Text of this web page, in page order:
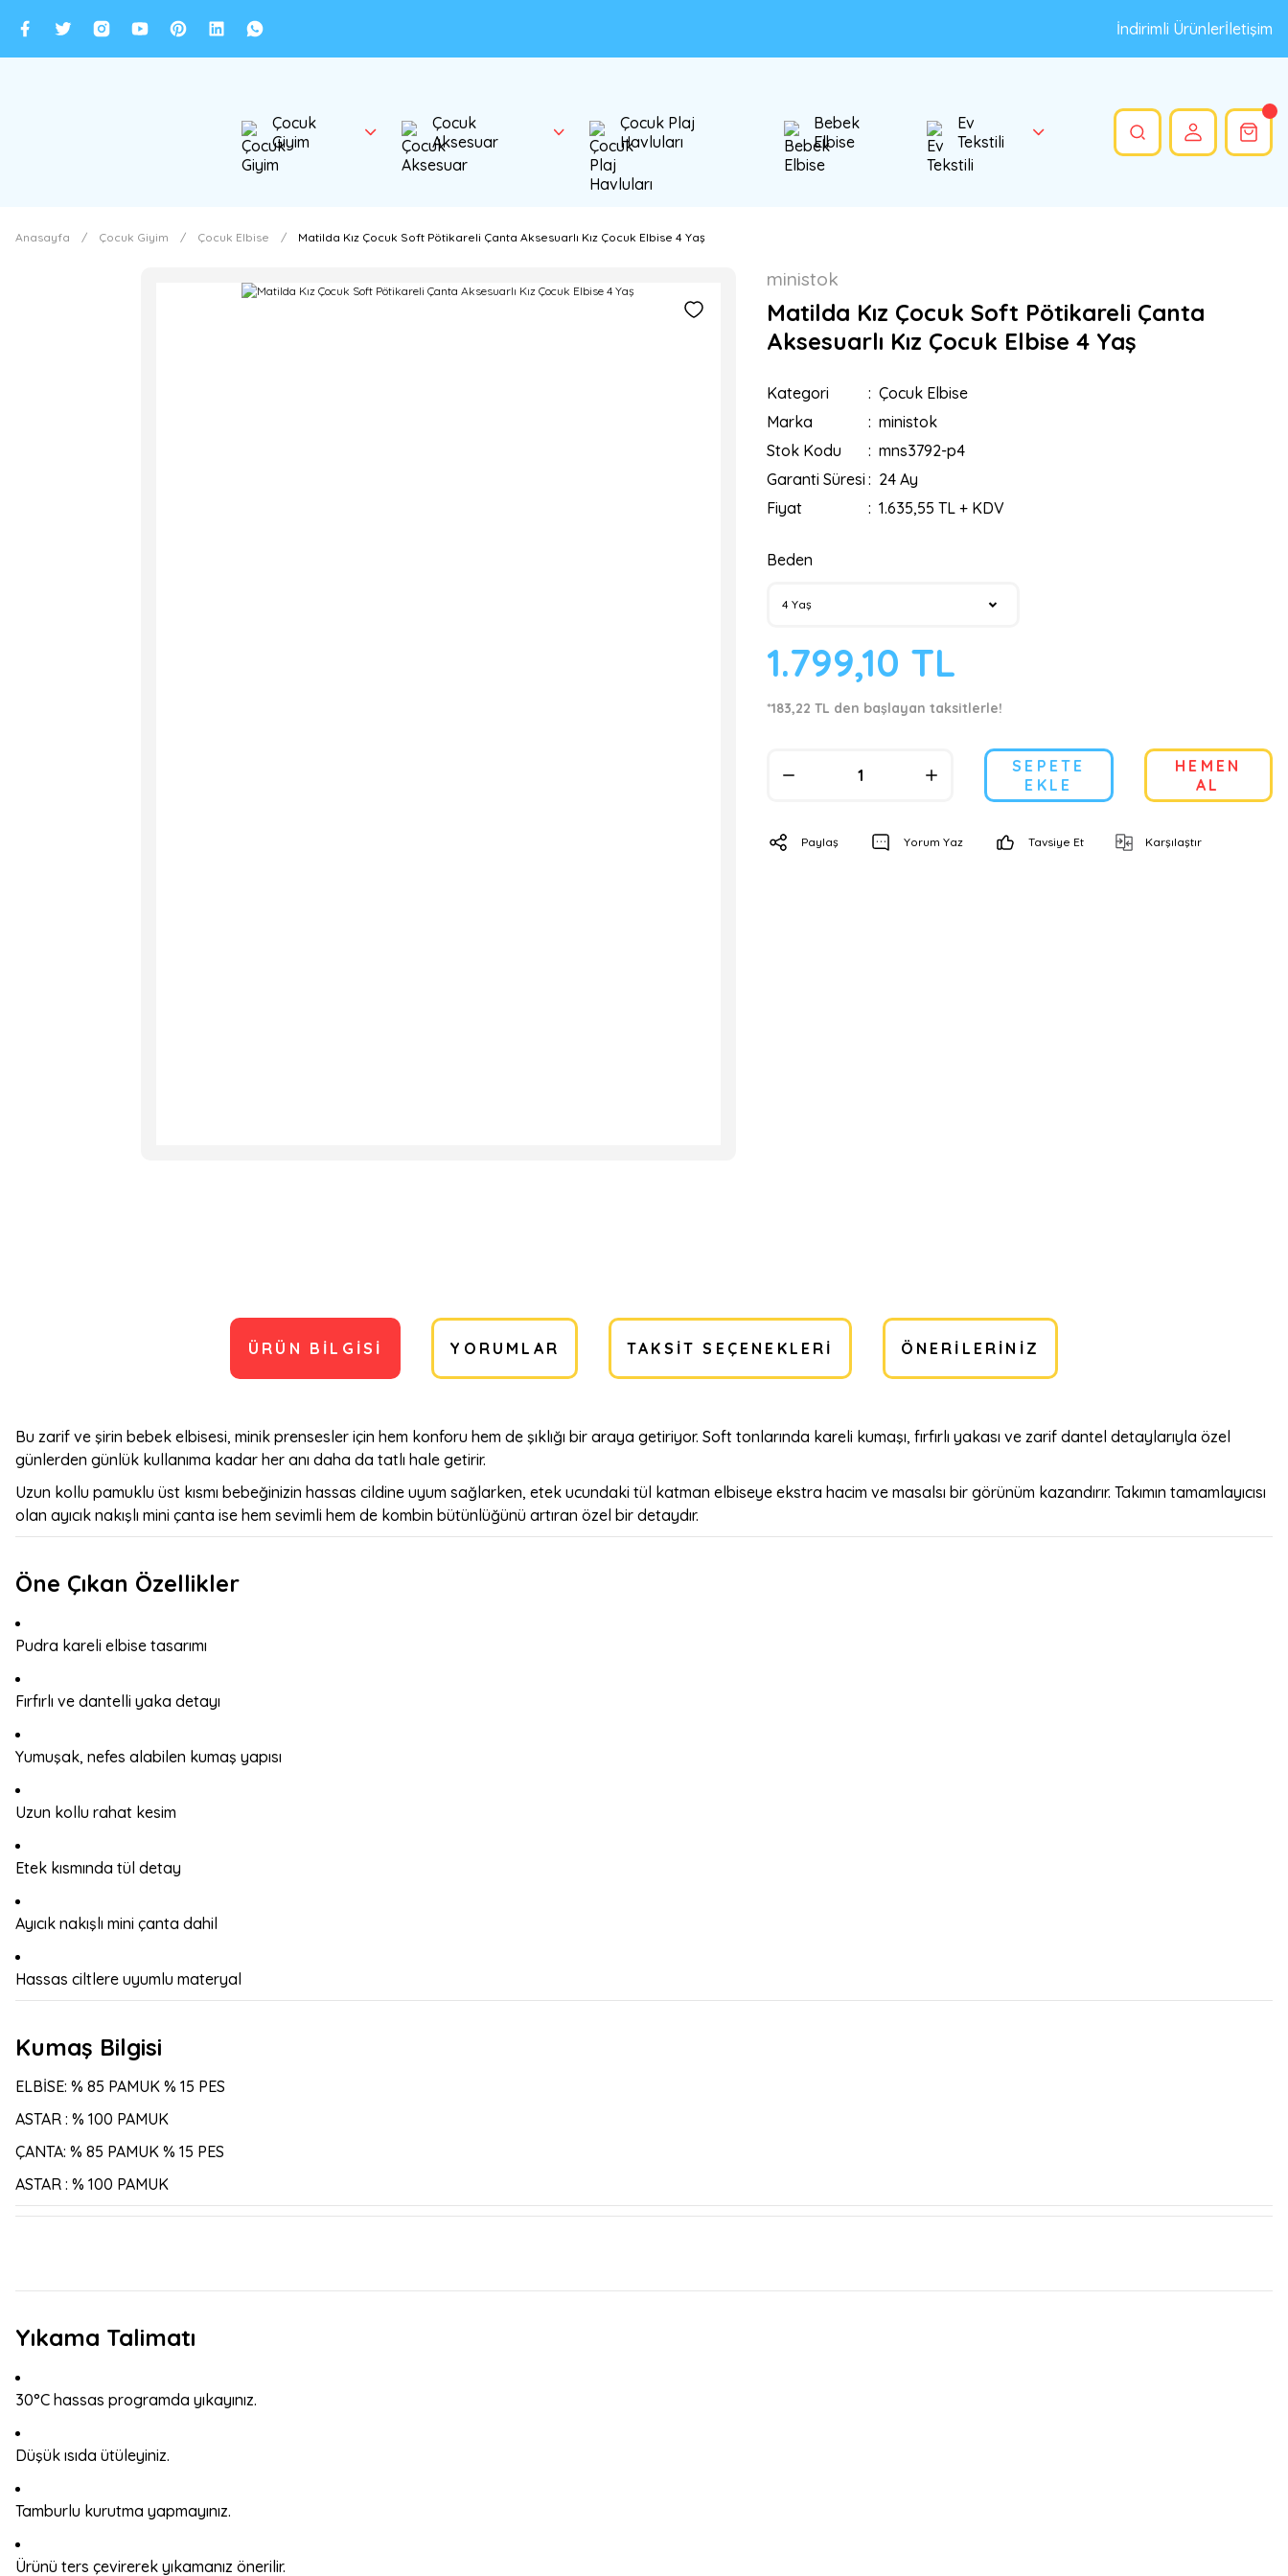
İndirimli Ürünlerİletişim
Çocuk
Giyim
Çocuk
Aksesuar
Çocuk Plaj
Havluları
Bebek
Elbise
Ev
Tekstili
Anasayfa Çocuk Giyim Çocuk Elbise Matilda Kız Çocuk Soft Pötikareli Çanta Aksesuarlı Kız Çocuk Elbise 4 Yaş
ministok
Matilda Kız Çocuk Soft Pötikareli Çanta
Aksesuarlı Kız Çocuk Elbise 4 Yaş
Kategori
Çocuk Elbise
Marka
ministok
Stok Kodu
mns3792-p4
Garanti Süresi
24 Ay
Fiyat
1.635,55 TL + KDV
Beden
1.799,10 TL
*183,22 TL den başlayan taksitlerle!
SEPETE
EKLE
HEMEN
AL
Paylaş Yorum Yaz Tavsiye Et Karşılaştır
ÜRÜN BILGISI YORUMLAR TAKSIT SEÇENEKLERI ÖNERILERINIZ
Bu zarif ve şirin bebek elbisesi, minik prensesler için hem konforu hem de şıklığı bir araya getiriyor. Soft tonlarında kareli kumaşı, fırfırlı yakası ve zarif dantel detaylarıyla özel
günlerden günlük kullanıma kadar her anı daha da tatlı hale getirir.
Uzun kollu pamuklu üst kısmı bebeğinizin hassas cildine uyum sağlarken, etek ucundaki tül katman elbiseye ekstra hacim ve masalsı bir görünüm kazandırır. Takımın tamamlayıcısı
olan ayıcık nakışlı mini çanta ise hem sevimli hem de kombin bütünlüğünü artıran özel bir detaydır.
Öne Çıkan Özellikler
Pudra kareli elbise tasarımı
Fırfırlı ve dantelli yaka detayı
Yumuşak, nefes alabilen kumaş yapısı
Uzun kollu rahat kesim
Etek kısmında tül detay
Ayıcık nakışlı mini çanta dahil
Hassas ciltlere uyumlu materyal
Kumaş Bilgisi
ELBİSE: % 85 PAMUK % 15 PES
ASTAR : % 100 PAMUK
ÇANTA: % 85 PAMUK % 15 PES
ASTAR : % 100 PAMUK
Yıkama Talimatı
30°C hassas programda yıkayınız.
Düşük ısıda ütüleyiniz.
Tamburlu kurutma yapmayınız.
Ürünü ters çevirerek yıkamanız önerilir.